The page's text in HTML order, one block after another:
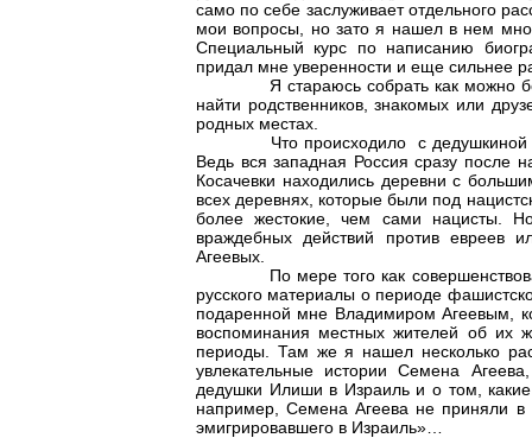
само по себе заслуживает отдельного
мои вопросы, но зато я нашел в нем
Специальный курс по написанию
придал мне уверенности и еще сильнее
Я стараюсь собрать как можно
найти родственников, знакомых или
родных местах.
Что происходило с дедушкиной
Ведь вся западная Россия сразу после
Косачевки находились деревни с
всех деревнях, которые были под
более жестокие, чем сами нацисты.
враждебных действий против евреев
Агеевых.
По мере того как
русского материалы о периоде
подаренной мне Владимиром Агеевым,
воспоминания местных жителей об их
периоды. Там же я нашел несколько
увлекательные истории Семена
дедушки Илиши в Израиль и о том, какие
например, Семена Агеева не приняли в
эмигрировавшего в Израиль»…